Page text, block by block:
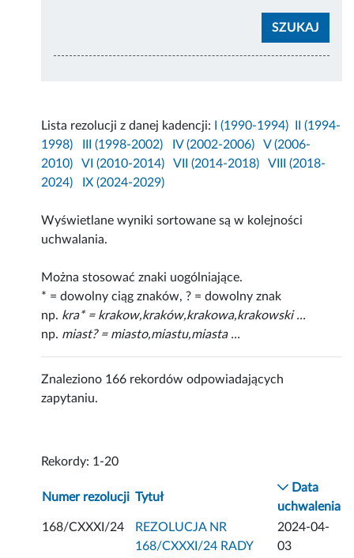
Lista rezolucji z danej kadencji: I (1990-1994)
II (1994-
1998)
III (1998-2002) IV (2002-2006)
V (2006-
2010)
VI (2010-2014) VII (2014-2018)
VIII (2018-
2024)
IX (2024-2029)
Wyświetlane wyniki sortowane są w kolejności
uchwalania.
Można stosować znaki uogólniające.
* = dowolny ciąg znaków, ? = dowolny znak
np. kra* = krakow,kraków,krakowa,krakowski ...
np. miast? = miasto,miastu,miasta ...
Znaleziono 166 rekordów odpowiadających
zapytaniu.
Rekordy: 1-20
Numer rezolucji Tytuł
Data
uchwalenia
168/CXXXI/24
REZOLUCJA NR
168/CXXXI/24 RADY
2024-04-
03